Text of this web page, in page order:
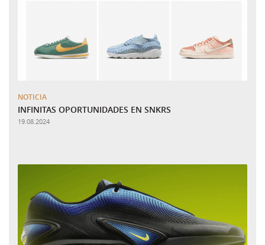
NOTICIA
INFINITAS OPORTUNIDADES EN SNKRS
19.08.2024